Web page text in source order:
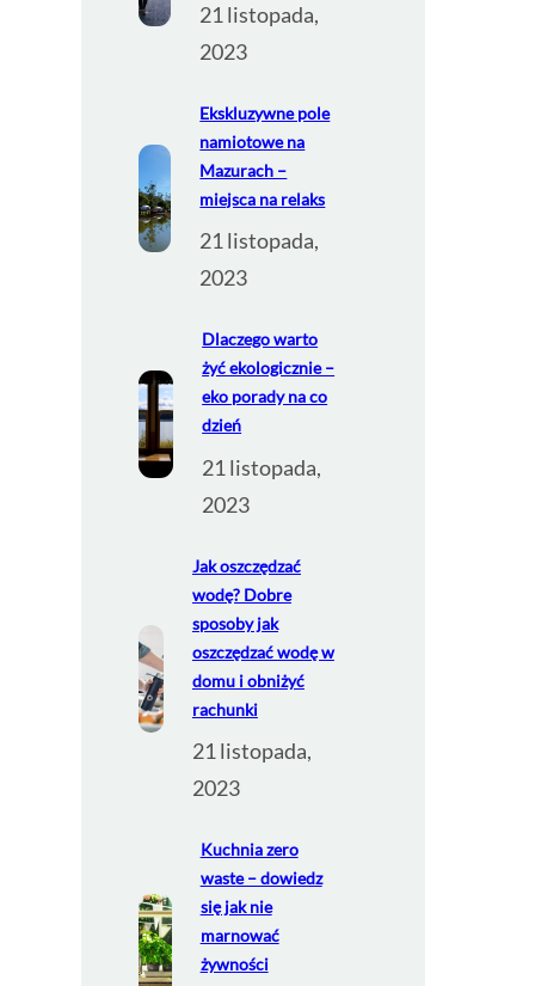
21 listopada,
2023
Ekskluzywne pole
namiotowe na
Mazurach –
miejsca na relaks
21 listopada,
2023
Dlaczego warto
żyć ekologicznie –
eko porady na co
dzień
21 listopada,
2023
Jak oszczędzać
wodę? Dobre
sposoby jak
oszczędzać wodę w
domu i obniżyć
rachunki
21 listopada,
2023
Kuchnia zero
waste – dowiedz
się jak nie
marnować
żywności